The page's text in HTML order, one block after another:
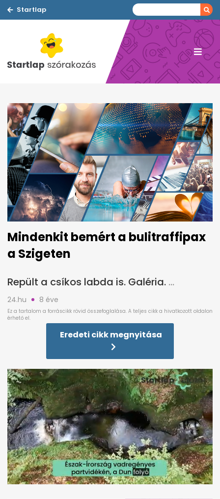
Startlap
Mindenkit bemért a bulitraffipax
a Szigeten
Repült a csíkos labda is. Galéria.
24.hu 8 éve
Eredeti cikk megnyitása